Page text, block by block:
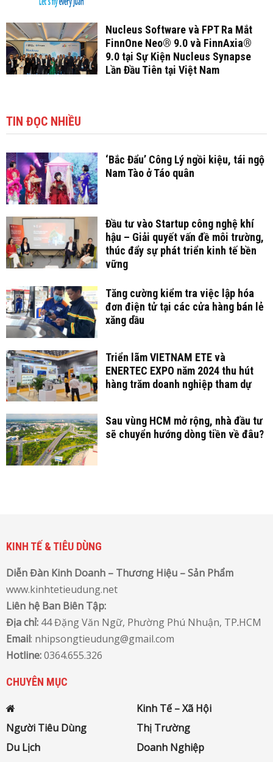
Nucleus Software và FPT Ra Mắt
FinnOne Neo® 9.0 và FinnAxia®
9.0 tại Sự Kiện Nucleus Synapse
Lần Đầu Tiên tại Việt Nam
TIN ĐỌC NHIỀU
‘Bắc Đẩu’ Công Lý ngồi kiệu, tái ngộ
Nam Tào ở Táo quân
Đầu tư vào Startup công nghệ khí
hậu – Giải quyết vấn đề môi trường,
thúc đẩy sự phát triển kinh tế bền
vững
Tăng cường kiểm tra việc lập hóa
đơn điện tử tại các cửa hàng bán lẻ
xăng dầu
Triển lãm VIETNAM ETE và
ENERTEC EXPO năm 2024 thu hút
hàng trăm doanh nghiệp tham dự
Sau vùng HCM mở rộng, nhà đầu tư
sẽ chuyển hướng dòng tiền về đâu?
KINH TẾ & TIÊU DÙNG
Diễn Đàn Kinh Doanh – Thương Hiệu – Sản Phẩm
www.kinhtetieudung.net
Liên hệ Ban Biên Tập:
Địa chỉ: 44 Đặng Văn Ngữ, Phường Phú Nhuận, TP.HCM
Email: nhipsongtieudung@gmail.com
Hotline:0364.655.326
CHUYÊN MỤC
Kinh Tế – Xã Hội
Người Tiêu Dùng
Thị Trường
Du Lịch
Doanh Nghiệp